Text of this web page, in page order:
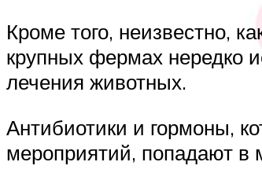
Кроме того, неизвестно,
крупных фермах нередко
лечения животных.
Антибиотики и гормоны,
мероприятий, попадают в